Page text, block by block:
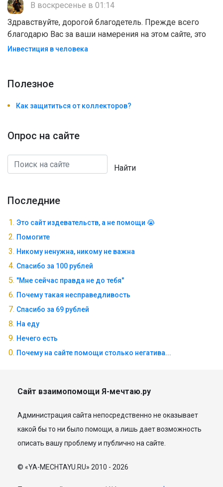
В воскресенье в 01:14
Здравствуйте, дорогой благодетель. Прежде всего
благодарю Вас за ваши намерения на этом сайте, это
Инвестиция в человека
Полезноe
Как защититься от коллекторов?
Опрос на сайте
Найти
Последние
Это сайт издевательств, а не помощи 😭
Помогите
Никому ненужна, никому не важна
Спасибо за 100 рублей
"Мне сейчас правда не до тебя"
Почему такая несправедливость
Спасибо за 69 рублей
На еду
Нечего есть
Почему на сайте помощи столько негатива...
Сайт взаимопомощи Я-мечтаю.ру
Администрация сайта непосредственно не оказывает
какой бы то ни было помощи, а лишь дает возможность
описать вашу проблему и публично на сайте.
© «YA-MECHTAYU.RU» 2010 - 2026